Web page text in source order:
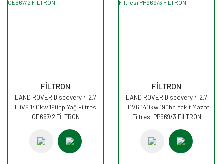
FİLTRON
LAND ROVER Discovery 4 2.7
TDV6 140kw 190hp Yağ Filtresi
OE667/2 FİLTRON
FİLTRON
LAND ROVER Discovery 4 2.7
TDV6 140kw 190hp Yakıt Mazot
Filtresi PP969/3 FİLTRON